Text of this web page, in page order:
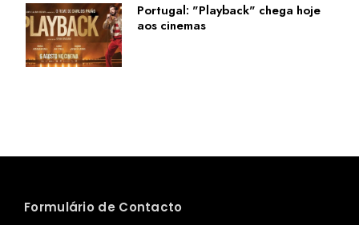
Portugal: "Playback" chega hoje
aos cinemas
Formulário de Contacto